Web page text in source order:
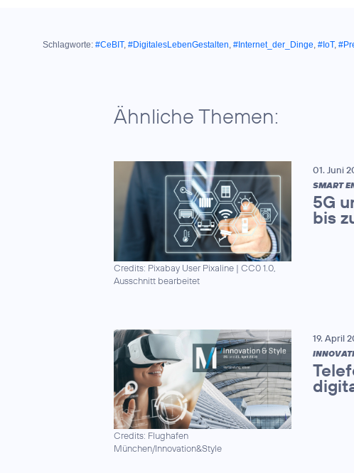
Schlagworte: #CeBIT, #DigitalesLebenGestalten, #Internet_der_Dinge, #IoT,
Ähnliche Themen:
Credits: Pixabay User Pixaline | CC0 1.0,
Ausschnitt bearbeitet
01. Juni
SMART
5G
bis
Credits: Flughafen
München/Innovation&Style
19. April